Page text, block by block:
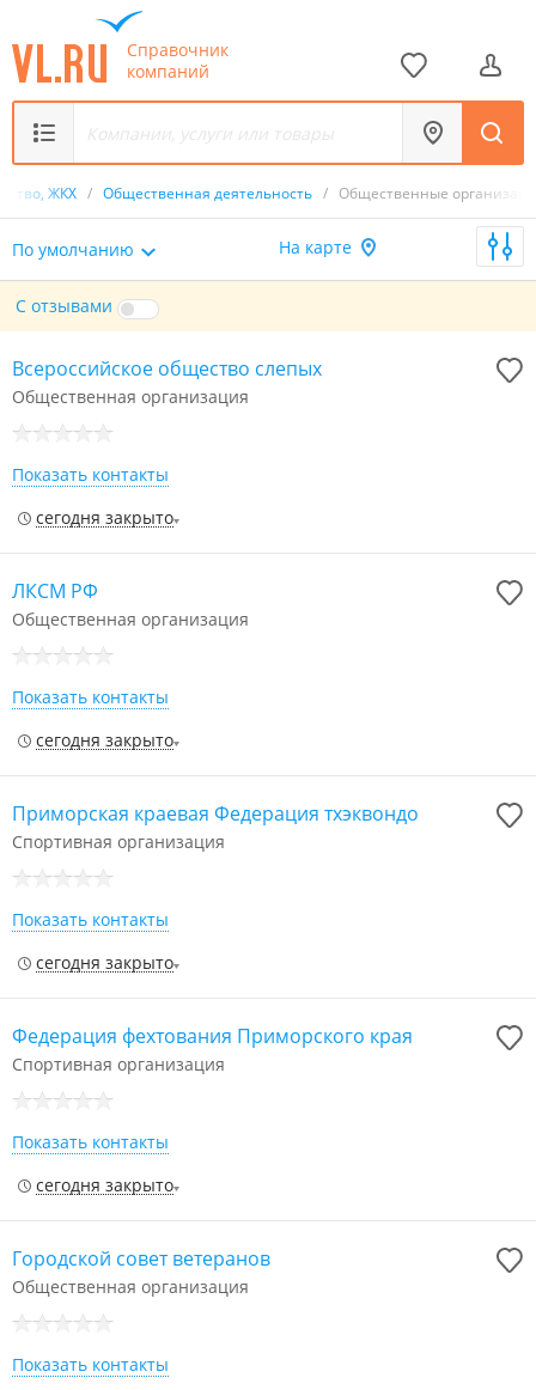
Справочник
компаний
ЖКХ / Общественная деятельность / Общественные
По умолчанию На карте
С отзывами
Всероссийское общество слепых
Общественная организация
Показать контакты
сегодня закрыто
ЛКСМ РФ
Общественная организация
Показать контакты
сегодня закрыто
Приморская краевая Федерация тхэквондо
Спортивная организация
Показать контакты
сегодня закрыто
Федерация фехтования Приморского края
Спортивная организация
Показать контакты
сегодня закрыто
Городской совет ветеранов
Общественная организация
Показать контакты